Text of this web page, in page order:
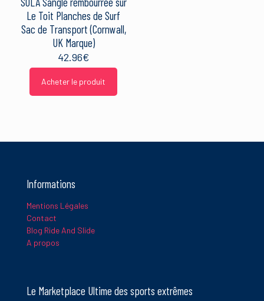
Le Toit Planches de Surf
Sac de Transport (Cornwall,
UK Marque)
42.96€
Acheter le produit
Informations
Mentions Légales
Contact
Blog Ride And Slide
A propos
Le Marketplace Ultime des sports extrêmes